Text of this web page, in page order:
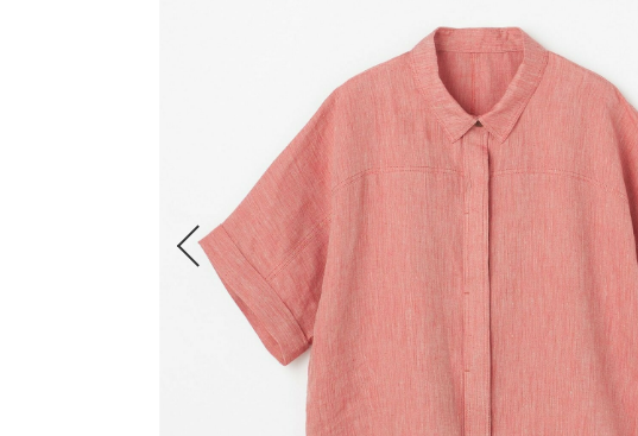
ADIEU TRISTESSE
congés payés
LOISIR
Julier
MOGA